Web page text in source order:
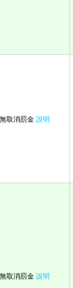
取消罰金 說明
取消罰金 說明